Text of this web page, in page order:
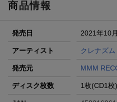
商品情報
発売日 2021年10
アーティスト クレナズム
発売元 MMM
ディスク枚数 1枚(CD1枚)